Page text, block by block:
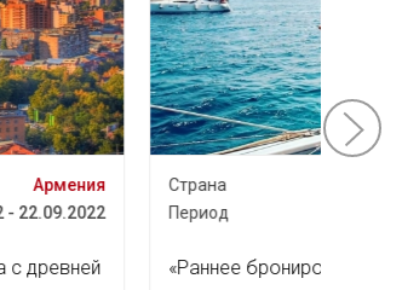
Турция
23.05.2021 - 30.05.2021
– это возможность